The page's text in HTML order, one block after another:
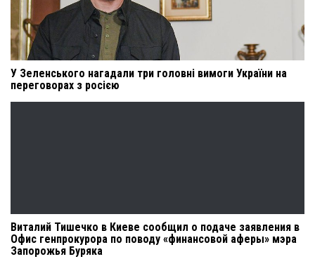
У Зеленського нагадали три головні вимоги України на
переговорах з росією
Виталий Тишечко в Киеве сообщил о подаче заявления в
Офис генпрокурора по поводу «финансовой аферы» мэра
Запорожья Буряка